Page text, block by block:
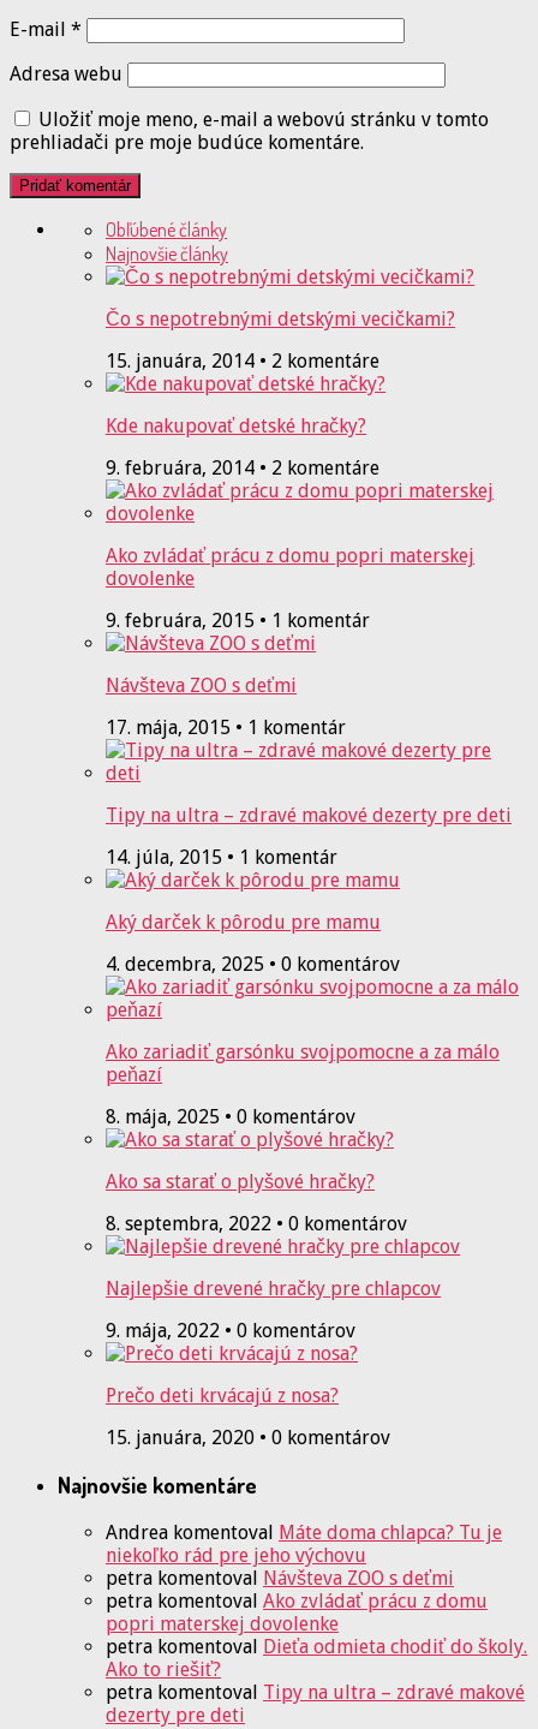
E-mail *
Adresa webu
Uložiť moje meno, e-mail a webovú stránku v tomto
prehliadači pre moje budúce komentáre.
Obľúbené články
Najnovšie články
Čo s nepotrebnými detskými vecičkami?
15. januára, 2014 • 2 komentáre
Kde nakupovať detské hračky?
9. februára, 2014 • 2 komentáre
Ako zvládať prácu z domu popri materskej
dovolenke
9. februára, 2015 • 1 komentár
Návšteva ZOO s deťmi
17. mája, 2015 • 1 komentár
Tipy na ultra – zdravé makové dezerty pre deti
14. júla, 2015 • 1 komentár
Aký darček k pôrodu pre mamu
4. decembra, 2025 • 0 komentárov
Ako zariadiť garsónku svojpomocne a za málo
peňazí
8. mája, 2025 • 0 komentárov
Ako sa starať o plyšové hračky?
8. septembra, 2022 • 0 komentárov
Najlepšie drevené hračky pre chlapcov
9. mája, 2022 • 0 komentárov
Prečo deti krvácajú z nosa?
15. januára, 2020 • 0 komentárov
Najnovšie komentáre
Andrea komentoval
Máte doma chlapca? Tu je
niekoľko rád pre jeho výchovu
petra komentoval
Návšteva ZOO s deťmi
petra komentoval Ako zvládať prácu z domu
popri materskej dovolenke
petra komentoval
Dieťa odmieta chodiť do školy.
Ako to riešiť?
petra komentoval Tipy na ultra – zdravé makové
dezerty pre deti